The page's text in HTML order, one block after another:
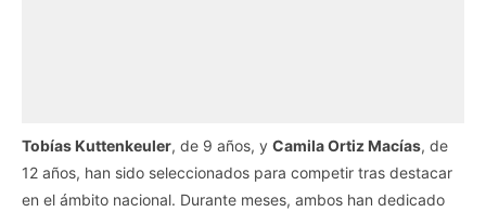
Tobías Kuttenkeuler, de 9 años, y Camila Ortiz Macías, de
12 años, han sido seleccionados para competir tras destacar
en el ámbito nacional. Durante meses, ambos han dedicado